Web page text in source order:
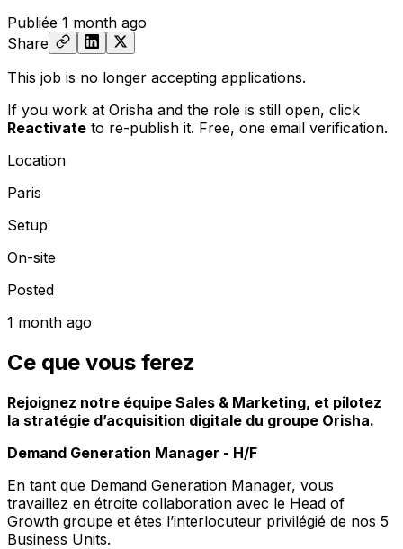
Publiée 1 month ago
Share
This job is no longer accepting applications.
If you work at Orisha and the role is still open, click
Reactivate to re-publish it. Free, one email verification.
Location
Paris
Setup
On-site
Posted
1 month ago
Ce que vous ferez
Rejoignez notre équipe Sales & Marketing, et pilotez
la stratégie d’acquisition digitale du groupe Orisha.
Demand Generation Manager - H/F
En tant que Demand Generation Manager, vous
travaillez en étroite collaboration avec le Head of
Growth groupe et êtes l’interlocuteur privilégié de nos 5
Business Units.